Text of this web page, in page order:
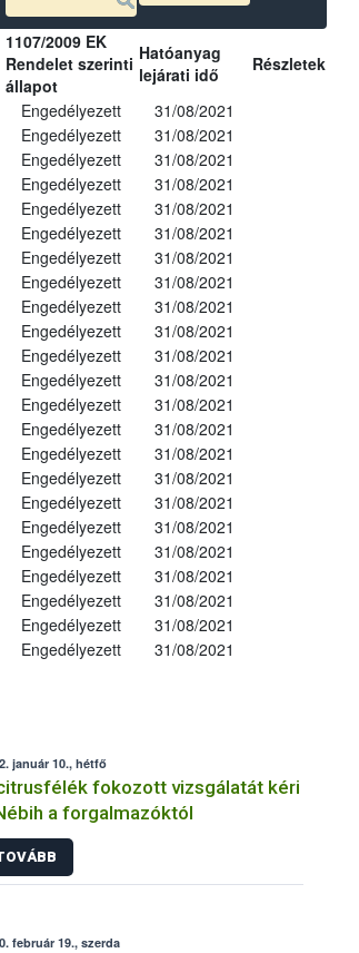
1107/2009 EK
Rendelet szerinti
állapot
Hatóanyag
lejárati idő
Részletek
Engedélyezett
31/08/2021
Engedélyezett
31/08/2021
Engedélyezett
31/08/2021
Engedélyezett
31/08/2021
Engedélyezett
31/08/2021
Engedélyezett
31/08/2021
Engedélyezett
31/08/2021
Engedélyezett
31/08/2021
Engedélyezett
31/08/2021
Engedélyezett
31/08/2021
Engedélyezett
31/08/2021
Engedélyezett
31/08/2021
Engedélyezett
31/08/2021
Engedélyezett
31/08/2021
Engedélyezett
31/08/2021
Engedélyezett
31/08/2021
Engedélyezett
31/08/2021
Engedélyezett
31/08/2021
Engedélyezett
31/08/2021
Engedélyezett
31/08/2021
Engedélyezett
31/08/2021
Engedélyezett
31/08/2021
Engedélyezett 31/08/2021
január 10., hétfő
fokozott vizsgálatát kéri
a forgalmazóktól
február 19., szerda